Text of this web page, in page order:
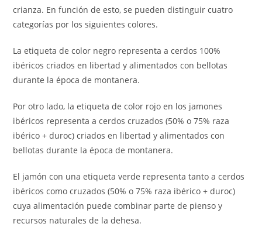
crianza. En función de esto, se pueden distinguir cuatro
categorías por los siguientes colores.
La etiqueta de color negro representa a cerdos 100%
ibéricos criados en libertad y alimentados con bellotas
durante la época de montanera.
Por otro lado, la etiqueta de color rojo en los jamones
ibéricos representa a cerdos cruzados (50% o 75% raza
ibérico + duroc) criados en libertad y alimentados con
bellotas durante la época de montanera.
El jamón con una etiqueta verde representa tanto a cerdos
ibéricos como cruzados (50% o 75% raza ibérico + duroc)
cuya alimentación puede combinar parte de pienso y
recursos naturales de la dehesa.